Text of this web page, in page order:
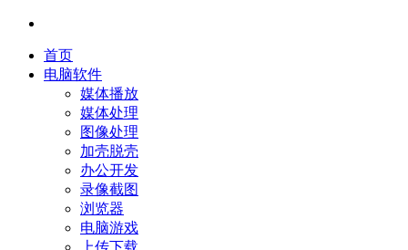
首页
电脑软件
媒体播放
媒体处理
图像处理
加壳脱壳
办公开发
录像截图
浏览器
电脑游戏
上传下载